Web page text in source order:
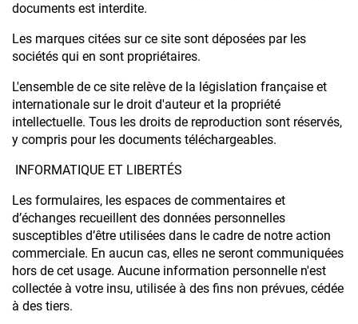
documents est interdite.
Les marques citées sur ce site sont déposées par les
sociétés qui en sont propriétaires.
L'ensemble de ce site relève de la législation française et
internationale sur le droit d'auteur et la propriété
intellectuelle. Tous les droits de reproduction sont réservés,
y compris pour les documents téléchargeables.
INFORMATIQUE ET LIBERTÉS
Les formulaires, les espaces de commentaires et
d’échanges recueillent des données personnelles
susceptibles d’être utilisées dans le cadre de notre action
commerciale. En aucun cas, elles ne seront communiquées
hors de cet usage. Aucune information personnelle n'est
collectée à votre insu, utilisée à des fins non prévues, cédée
à des tiers.